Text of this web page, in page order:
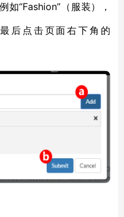
如“Fashion”（服装），
后点击页面右下角的